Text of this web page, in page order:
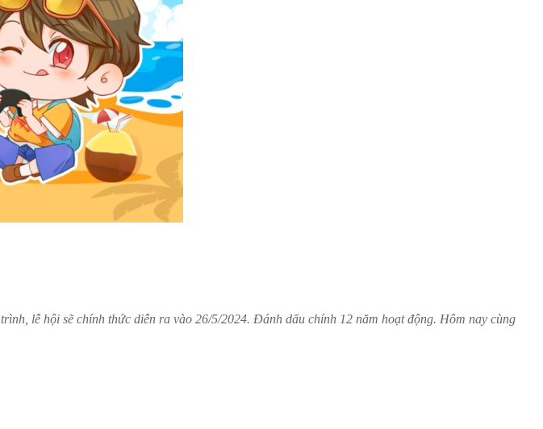
lễ hội sẽ chính thức diễn ra vào 26/5/2024. Đánh dấu chính 12 năm hoạt động. Hôm nay cùng